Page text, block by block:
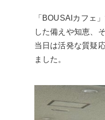
「BOUSAIカフェ
した備えや知恵、
当日は活発な質疑
ました。